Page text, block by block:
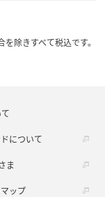
除きすべて税込です。
について
ま
ップ